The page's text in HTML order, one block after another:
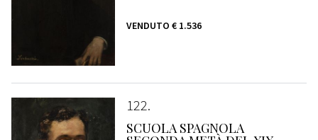
VENDUTO € 1.536
122
SCUOLA SPAGNOLA